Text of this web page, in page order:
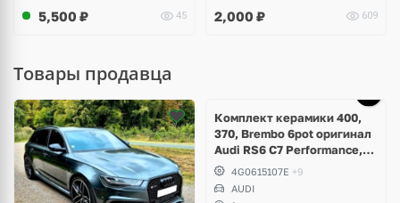
5,500 ₽ 45 2,000 ₽ 609
Товары продавца
5 фото
Комплект керамики 400,
370, Brembo 6pot оригинал
Audi RS6 C7 Performance,
RS7 V8 4.0 TFSI
4G0615107E +9
AUDI